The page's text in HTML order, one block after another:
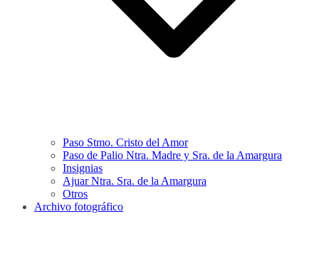
Paso Stmo. Cristo del Amor
Paso de Palio Ntra. Madre y Sra. de la Amargura
Insignias
Ajuar Ntra. Sra. de la Amargura
Otros
Archivo fotográfico